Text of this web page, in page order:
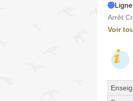
Arrêt
Voir